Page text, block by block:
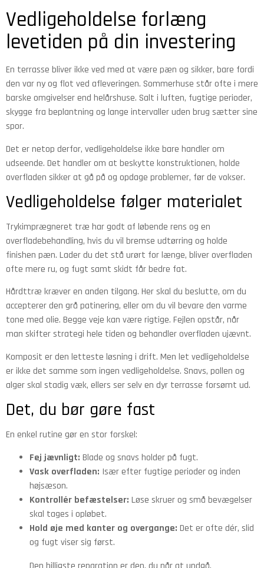
Vedligeholdelse forlæng
levetiden på din investering
En terrasse bliver ikke ved med at være pæn og sikker, bare fordi
den var ny og flot ved afleveringen. Sommerhuse står ofte i mere
barske omgivelser end helårshuse. Salt i luften, fugtige perioder,
skygge fra beplantning og lange intervaller uden brug sætter sine
spor.
Det er netop derfor, vedligeholdelse ikke bare handler om
udseende. Det handler om at beskytte konstruktionen, holde
overfladen sikker at gå på og opdage problemer, før de vokser.
Vedligeholdelse følger materialet
Trykimprægneret træ har godt af løbende rens og en
overfladebehandling, hvis du vil bremse udtørring og holde
finishen pæn. Lader du det stå urørt for længe, bliver overfladen
ofte mere ru, og fugt samt skidt får bedre fat.
Hårdttræ kræver en anden tilgang. Her skal du beslutte, om du
accepterer den grå patinering, eller om du vil bevare den varme
tone med olie. Begge veje kan være rigtige. Fejlen opstår, når
man skifter strategi hele tiden og behandler overfladen ujævnt.
Komposit er den letteste løsning i drift. Men let vedligeholdelse
er ikke det samme som ingen vedligeholdelse. Snavs, pollen og
alger skal stadig væk, ellers ser selv en dyr terrasse forsømt ud.
Det, du bør gøre fast
En enkel rutine gør en stor forskel:
Fej jævnligt: Blade og snavs holder på fugt.
Vask overfladen: Især efter fugtige perioder og inden
højsæson.
Kontrollér befæstelser: Løse skruer og små bevægelser
skal tages i opløbet.
Hold øje med kanter og overgange: Det er ofte dér, slid
og fugt viser sig først.